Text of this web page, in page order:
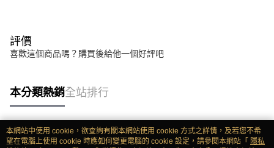
評價
喜歡這個商品嗎？購買後給他一個好評吧
本分類熱銷全站排行
熱門標籤
本網站中使用 cookie，欲查詢有關本網站使用 cookie 方式之詳情，及若您不希
望在電腦上使用 cookie 時應如何變更電腦的 cookie 設定，請參閱本網站「 隱私